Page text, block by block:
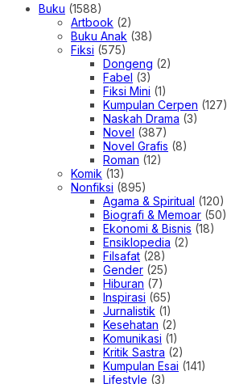
Buku (1588)
Artbook (2)
Buku Anak (38)
Fiksi (575)
Dongeng (2)
Fabel (3)
Fiksi Mini (1)
Kumpulan Cerpen (127)
Naskah Drama (3)
Novel (387)
Novel Grafis (8)
Roman (12)
Komik (13)
Nonfiksi (895)
Agama & Spiritual (120)
Biografi & Memoar (50)
Ekonomi & Bisnis (18)
Ensiklopedia (2)
Filsafat (28)
Gender (25)
Hiburan (7)
Inspirasi (65)
Jurnalistik (1)
Kesehatan (2)
Komunikasi (1)
Kritik Sastra (2)
Kumpulan Esai (141)
Lifestyle (3)